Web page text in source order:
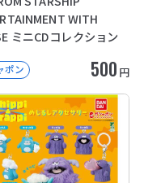
WITH
ミニCDコレクション
ポン 500 円